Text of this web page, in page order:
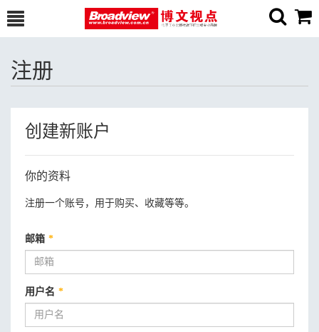
注册
创建新账户
你的资料
注册一个账号，用于购买、收藏等等。
邮箱 *
用户名 *